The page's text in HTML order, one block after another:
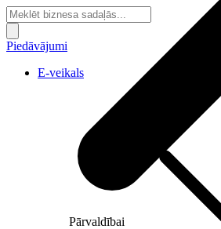
Pārvaldībai
Piedāvājumi
E-veikals